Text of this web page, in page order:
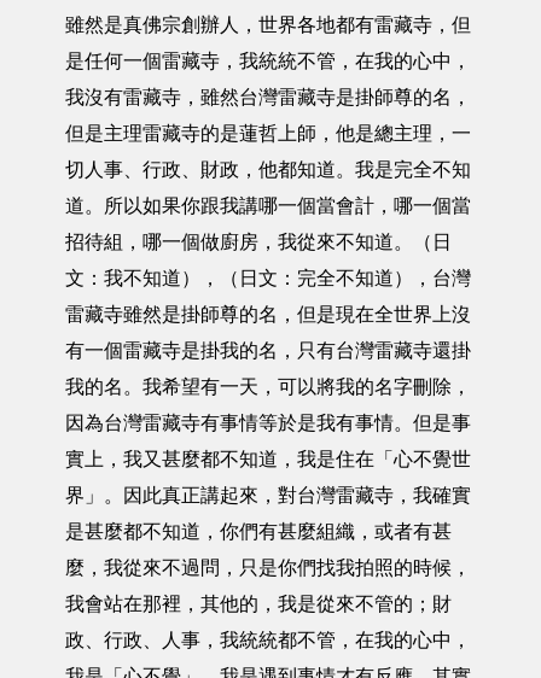
雖然是真佛宗創辦人，世界各地都有雷藏寺，但
是任何一個雷藏寺，我統統不管，在我的心中，
我沒有雷藏寺，雖然台灣雷藏寺是掛師尊的名，
但是主理雷藏寺的是蓮哲上師，他是總主理，一
切人事、行政、財政，他都知道。我是完全不知
道。所以如果你跟我講哪一個當會計，哪一個當
招待組，哪一個做廚房，我從來不知道。（日
文：我不知道），（日文：完全不知道），台灣
雷藏寺雖然是掛師尊的名，但是現在全世界上沒
有一個雷藏寺是掛我的名，只有台灣雷藏寺還掛
我的名。我希望有一天，可以將我的名字刪除，
因為台灣雷藏寺有事情等於是我有事情。但是事
實上，我又甚麼都不知道，我是住在「心不覺世
界」。因此真正講起來，對台灣雷藏寺，我確實
是甚麼都不知道，你們有甚麼組織，或者有甚
麼，我從來不過問，只是你們找我拍照的時候，
我會站在那裡，其他的，我是從來不管的；財
政、行政、人事，我統統都不管，在我的心中，